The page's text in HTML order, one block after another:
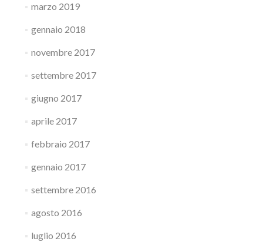
marzo 2019
gennaio 2018
novembre 2017
settembre 2017
giugno 2017
aprile 2017
febbraio 2017
gennaio 2017
settembre 2016
agosto 2016
luglio 2016